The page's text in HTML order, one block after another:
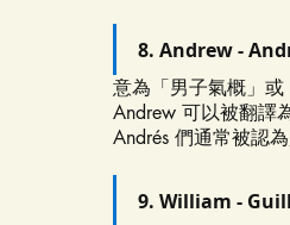
8. Andrew -
意為「男子氣概」
Andrew 可以被翻譯
Andrés 們通常被認
9. William -